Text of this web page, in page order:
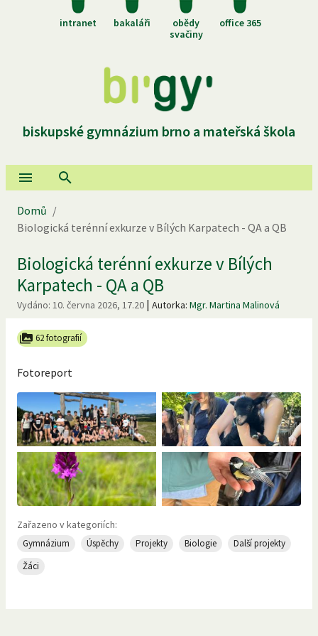
intranet bakaláři
obědy
svačiny
office 365
biskupské gymnázium brno a mateřská škola
Domů /
Biologická terénní exkurze v Bílých Karpatech - QA a QB
Biologická terénní exkurze v Bílých
Karpatech - QA a QB
Vydáno: 10. června 2026, 17.20 | Autorka: Mgr. Martina Malinová
62 fotografií
Fotoreport
Zařazeno v kategoriích:
Gymnázium Úspěchy Projekty Biologie
Další projekty
Žáci